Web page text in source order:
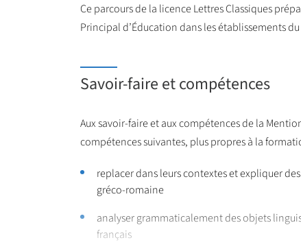
Ce parcours de la licence Lettres Classiques
Principal d’Éducation dans les établissements
Savoir-faire et compétences
Aux savoir-faire et aux compétences de la
compétences suivantes, plus propres à la
replacer dans leurs contextes et expliquer
gréco-romaine
analyser grammaticalement des objets
français